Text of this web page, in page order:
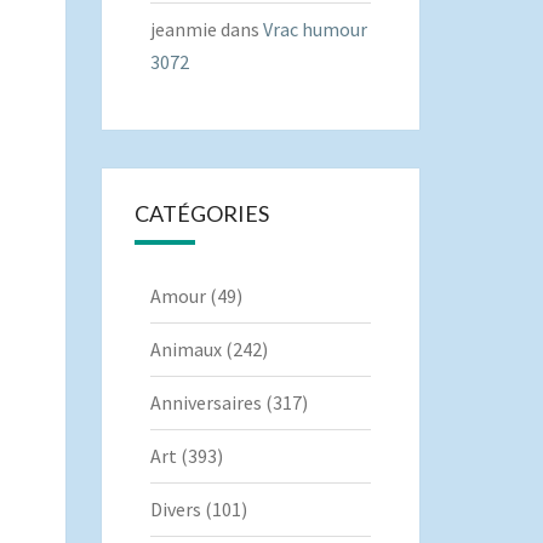
jeanmie dans Vrac humour
3072
CATÉGORIES
Amour(49)
Animaux(242)
Anniversaires (317)
Art (393)
Divers (101)